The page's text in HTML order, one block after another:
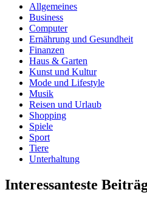
Allgemeines
Business
Computer
Ernährung und Gesundheit
Finanzen
Haus & Garten
Kunst und Kultur
Mode und Lifestyle
Musik
Reisen und Urlaub
Shopping
Spiele
Sport
Tiere
Unterhaltung
Interessanteste